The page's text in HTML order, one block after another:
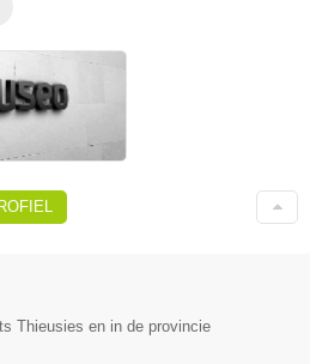
Thieusies en in de provincie